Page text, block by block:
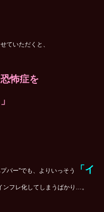
ていただくと、
怖症を
バー”でも、よりいっそう
「イ
ンフレ化してしまうばかり…。